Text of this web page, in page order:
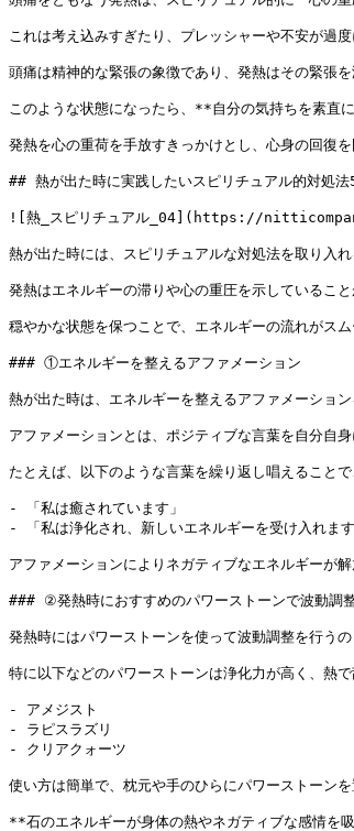
これは考え込みすぎたり、プレッシャーや不安が過
頭痛は精神的な緊張の象徴であり、発熱はその緊張
このような状態になったら、**自分の気持ちを素直
発熱を心の重荷を手放すきっかけとし、心身の回復を
## 熱が出た時に実践したいスピリチュアル的対処法
![熱_スピリチュアル_04](https://
熱が出た時には、スピリチュアルな対処法を取り入
発熱はエネルギーの滞りや心の重圧を示しているこ
穏やかな状態を保つことで、エネルギーの流れがス
### ①エネルギーを整えるアファメーション
熱が出た時は、エネルギーを整えるアファメーション
アファメーションとは、ポジティブな言葉を自分自
たとえば、以下のような言葉を繰り返し唱えること
- 「私は癒されています」
- 「私は浄化され、新しいエネルギーを受け入れます
アファメーションによりネガティブなエネルギーが
### ②発熱時におすすめのパワーストーンで波動調
発熱時にはパワーストーンを使って波動調整を行うの
特に以下などのパワーストーンは浄化力が高く、熱
- アメジスト
- ラピスラズリ
- クリアクォーツ
使い方は簡単で、枕元や手のひらにパワーストーン
**石のエネルギーが身体の熱やネガティブな感情を